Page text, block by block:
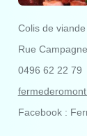
Colis de viande
Rue
0496 62 22 79
Facebook :